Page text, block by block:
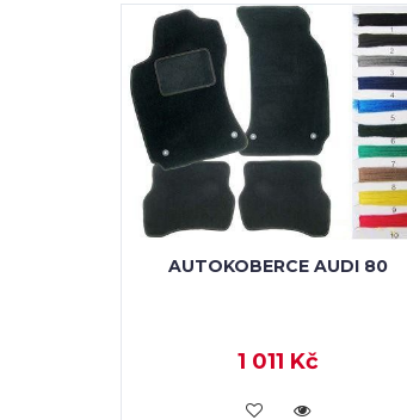
AUTOKOBERCE AUDI 80
1 011 Kč
KOUPIT